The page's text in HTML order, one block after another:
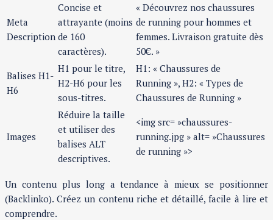
Meta
Description
Concise et
attrayante (moins
de 160
caractères).
« Découvrez nos chaussures
de running pour hommes et
femmes. Livraison gratuite dès
50€. »
Balises H1-
H6
H1 pour le titre,
H2-H6 pour les
sous-titres.
H1: « Chaussures de
Running », H2: « Types de
Chaussures de Running »
Images
Réduire la taille
et utiliser des
balises ALT
descriptives.
<img src= »chaussures-
running.jpg » alt= »Chaussures
de running »>
Un contenu plus long a tendance à mieux se positionner
(Backlinko). Créez un contenu riche et détaillé, facile à lire et
comprendre.